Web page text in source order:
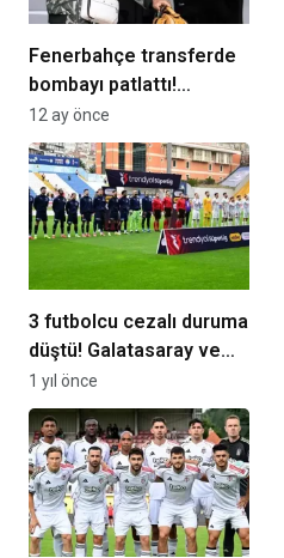
Fenerbahçe transferde
bombayı patlattı!
Dorgeles Nene gece
yarısı İstanbul’a geldi…
12 ay önce
3 futbolcu cezalı duruma
düştü! Galatasaray ve
Fenerbahçe maçında
forma giyemeyecekler
1 yıl önce